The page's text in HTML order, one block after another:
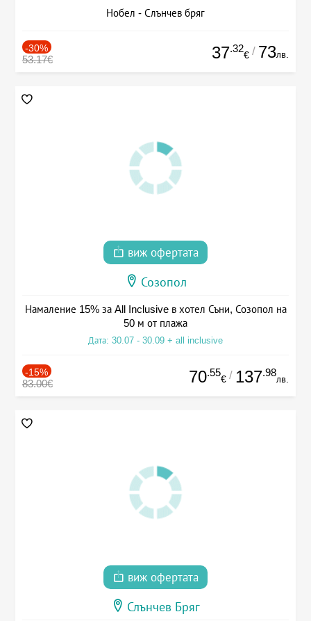
Нобел - Слънчев бряг
-30%
53.17€ 37.32
€ / 73лв.
виж офертата
Созопол
Намаление 15% за All Inclusive в хотел Съни, Созопол на
50 м от плажа
Дата: 30.07 - 30.09 + all inclusive
-15%
83.00€ 70.55
€ / 137.98
лв.
виж офертата
Слънчев Бряг